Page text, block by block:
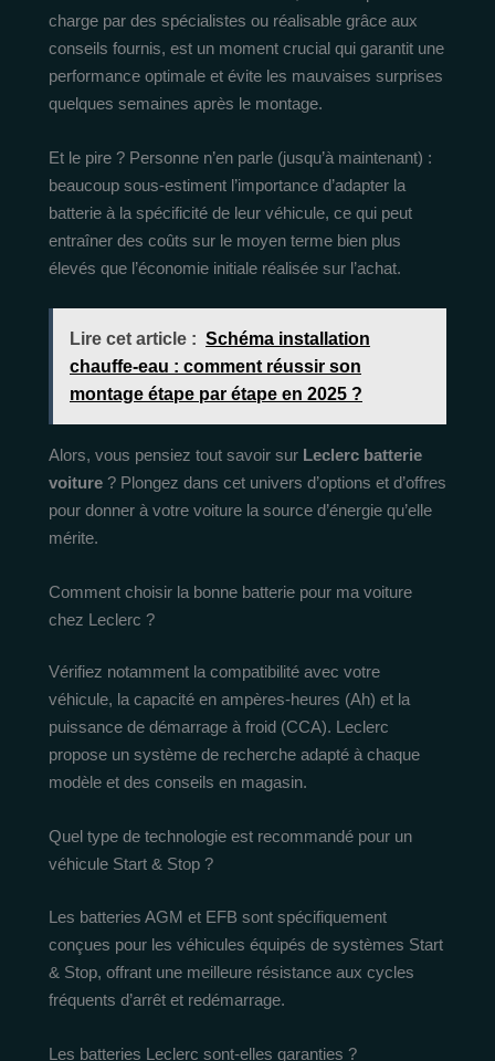
charge par des spécialistes ou réalisable grâce aux
conseils fournis, est un moment crucial qui garantit une
performance optimale et évite les mauvaises surprises
quelques semaines après le montage.
Et le pire ? Personne n’en parle (jusqu’à maintenant) :
beaucoup sous-estiment l’importance d’adapter la
batterie à la spécificité de leur véhicule, ce qui peut
entraîner des coûts sur le moyen terme bien plus
élevés que l’économie initiale réalisée sur l’achat.
Lire cet article : Schéma installation
chauffe-eau : comment réussir son
montage étape par étape en 2025 ?
Alors, vous pensiez tout savoir sur Leclerc batterie
voiture ? Plongez dans cet univers d’options et d’offres
pour donner à votre voiture la source d’énergie qu’elle
mérite.
Comment choisir la bonne batterie pour ma voiture
chez Leclerc ?
Vérifiez notamment la compatibilité avec votre
véhicule, la capacité en ampères-heures (Ah) et la
puissance de démarrage à froid (CCA). Leclerc
propose un système de recherche adapté à chaque
modèle et des conseils en magasin.
Quel type de technologie est recommandé pour un
véhicule Start & Stop ?
Les batteries AGM et EFB sont spécifiquement
conçues pour les véhicules équipés de systèmes Start
& Stop, offrant une meilleure résistance aux cycles
fréquents d’arrêt et redémarrage.
Les batteries Leclerc sont-elles garanties ?